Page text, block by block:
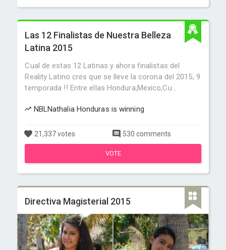
Las 12 Finalistas de Nuestra Belleza
Latina 2015
Cual de estas 12 Latinas y ahora finalistas del
Reality Latino cres que se lleve la corona del 2015, 9
temporada !! Entre ellas Hondura,Mexico,Cu...
NBLNathalia Honduras is winning
21,337 votes 530 comments
VOTE
Directiva Magisterial 2015